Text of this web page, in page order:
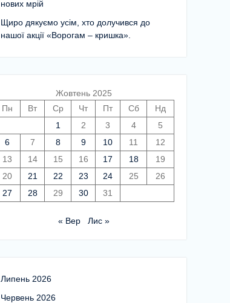
нових мрій
Щиро дякуємо усім, хто долучився до
нашої акції «Ворогам – кришка».
Жовтень 2025
Пн
Вт Ср Чт Пт Сб
Нд
1
2 3 4
5
6
7 8 9 10 11
12
13
14 15 16 17 18
19
20
21 22 23 24 25
26
27
28 29 30 31
« Вер Лис »
Липень 2026
Червень 2026